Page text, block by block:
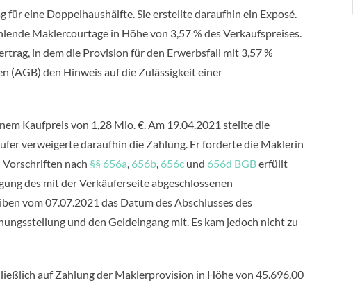
eine Doppelhaushälfte. Sie erstellte daraufhin ein Exposé.
Maklercourtage in Höhe von 3,57 % des Verkaufspreises.
in dem die Provision für den Erwerbsfall mit 3,57 %
(AGB) den Hinweis auf die Zulässigkeit einer
Kaufpreis von 1,28 Mio. €. Am 19.04.2021 stellte die
verweigerte daraufhin die Zahlung. Er forderte die Maklerin
Vorschriften nach §§ 656a, 656b, 656c und 656d BGBerfüllt
des mit der Verkäuferseite abgeschlossenen
vom 07.07.2021 das Datum des Abschlusses des
und den Geldeingang mit. Es kam jedoch nicht zu
auf Zahlung der Maklerprovision in Höhe von 45.696,00